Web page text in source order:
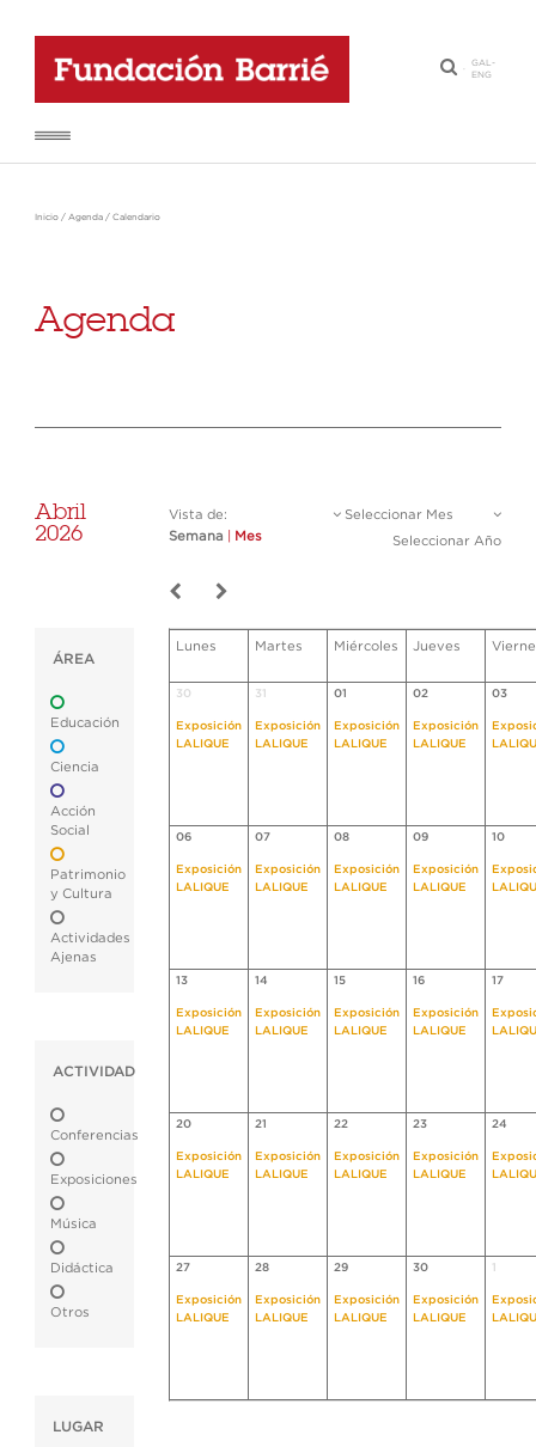
·
GAL-
ENG
Inicio / Agenda / Calendario
Agenda
Abril
2026
Vista de:
Semana
Mes
Seleccionar Mes
Seleccionar Año
ÁREA
Educación
Ciencia
Acción
Social
Patrimonio
y Cultura
Actividades
Ajenas
ACTIVIDAD
Conferencias
Exposiciones
Música
Didáctica
Otros
LUGAR
Lunes Martes Miércoles Jueves
30
Exposición
LALIQUE
31
Exposición
LALIQUE
01
Exposición
LALIQUE
02
Exposición
LALIQUE
03
06
Exposición
LALIQUE
07
Exposición
LALIQUE
08
Exposición
LALIQUE
09
Exposición
LALIQUE
10
13
Exposición
LALIQUE
14
Exposición
LALIQUE
15
Exposición
LALIQUE
16
Exposición
LALIQUE
17
20
Exposición
LALIQUE
21
Exposición
LALIQUE
22
Exposición
LALIQUE
23
Exposición
LALIQUE
24
27
Exposición
LALIQUE
28
Exposición
LALIQUE
29
Exposición
LALIQUE
30
Exposición
LALIQUE